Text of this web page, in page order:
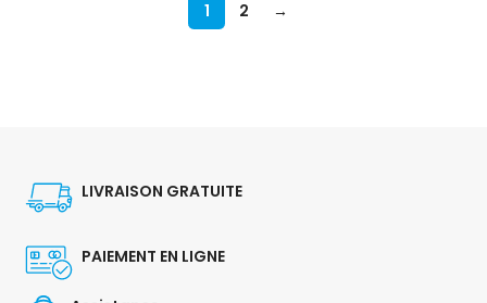
1 2 →
LIVRAISON GRATUITE
PAIEMENT EN LIGNE